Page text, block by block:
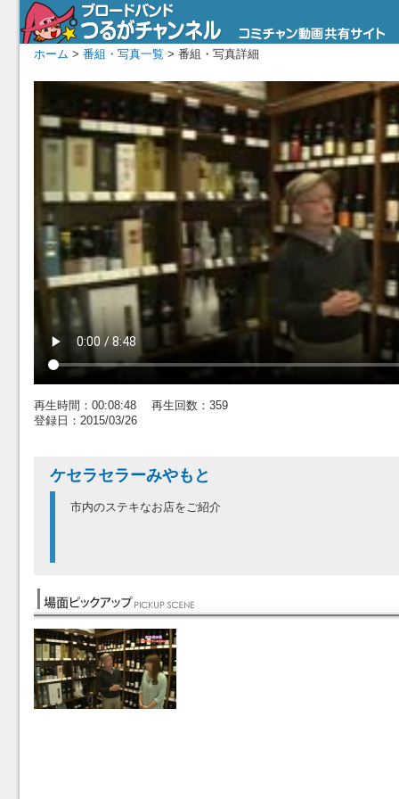
ホーム > 番組・写真一覧 > 番組・写真詳細
再生時間：00:08:48 再生回数：359
登録日：2015/03/26
ケセラセラーみやもと
市内のステキなお店をご紹介